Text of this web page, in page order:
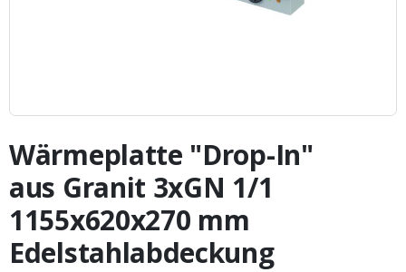
Anfang
der
Bildergalerie
springen
Wärmeplatte "Drop-In"
aus Granit 3xGN 1/1
1155x620x270 mm
Edelstahlabdeckung